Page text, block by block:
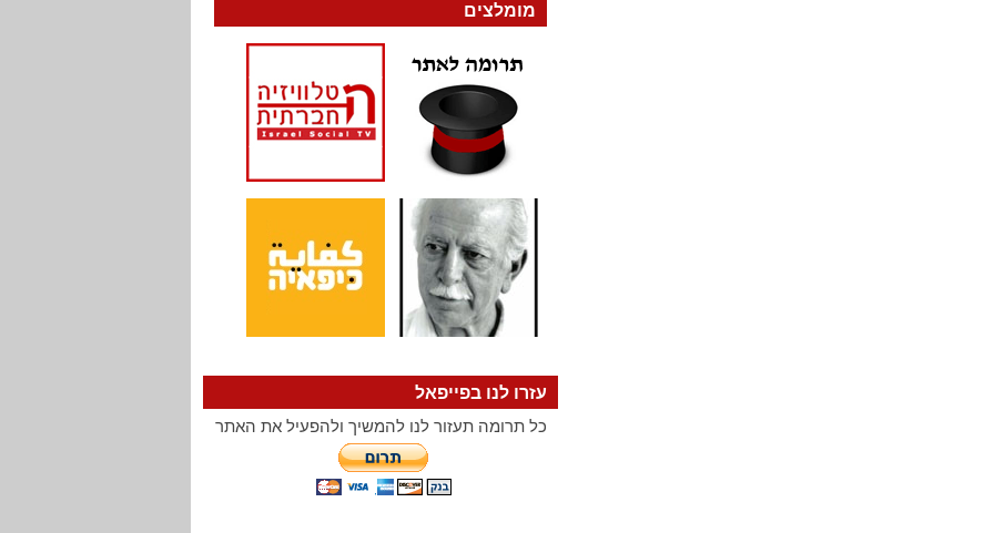
מומלצים
עזרו לנו בפייפאל
כל תרומה תעזור לנו להמשיך ולהפעיל את האתר